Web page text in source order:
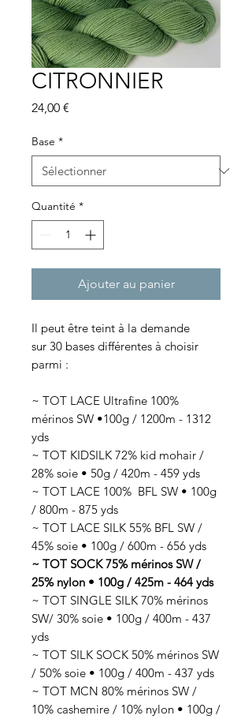
CITRONNIER
24,00 €
Base *
Quantité *
Ajouter au panier
Il peut être teint à la demande
sur 30 bases différentes à choisir
parmi :
~ TOT LACE Ultrafine 100%
mérinos SW •100g / 1200m - 1312
yds
~ TOT KIDSILK 72% kid mohair /
28% soie • 50g / 420m - 459 yds
~ TOT LACE 100% BFL SW • 100g
/ 800m - 875 yds
~ TOT LACE SILK 55% BFL SW /
45% soie • 100g / 600m - 656 yds
~ TOT SOCK 75% mérinos SW /
25% nylon • 100g / 425m - 464 yds
~ TOT SINGLE SILK 70% mérinos
SW/ 30% soie • 100g / 400m - 437
yds
~ TOT SILK SOCK 50% mérinos SW
/ 50% soie • 100g / 400m - 437 yds
~ TOT MCN 80% mérinos SW /
10% cashemire / 10% nylon • 100g /